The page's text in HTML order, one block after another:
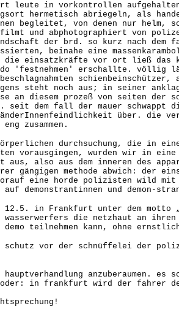
leute in vorkontrollen
hermetisch abriegeln, als
begleitet, von denen nur
und abphotographiert von
der brd. so kurz nach
beinahe eine
einsatzkräfte vor ort ließ das
'festnehmen' erschallte.
steht noch aus; in seiner
diesem prozeß von seiten der
dem fall der mauer schwappt
über. die
zusammen.
körperlichen durchsuchung, die in
vorausgingen, wurden wir in
also aus dem inneren des
gängigen methode abwich: der
eine horde polizisten wild
demonstrantinnen und demon-
in Frankfurt unter dem motto
die netzhaut an
teilnehmen kann, ohne
schutz vor der schnüffelei der
anzuberaumen. es
oder: in frankfurt wird der fahrer